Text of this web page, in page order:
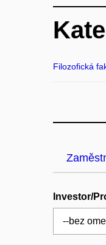
Filozofická
Investor/